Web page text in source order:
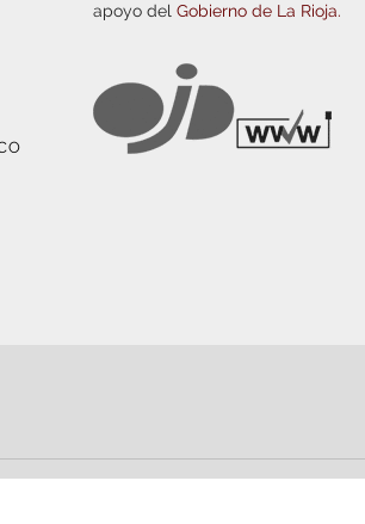
apoyo delGobierno de La Rioja.